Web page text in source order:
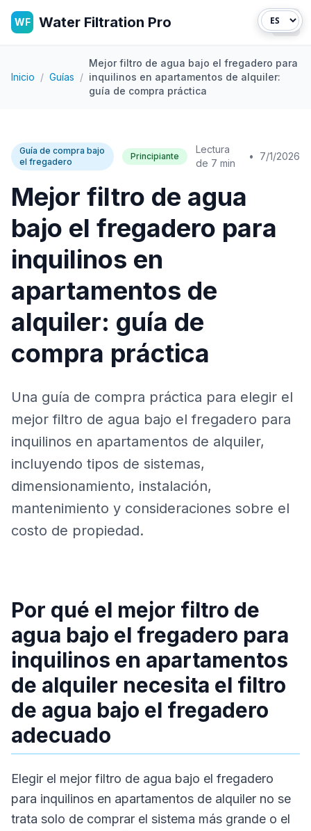
WF Water Filtration Pro
Inicio / Guías /
Mejor filtro de agua bajo el fregadero para
inquilinos en apartamentos de alquiler:
guía de compra práctica
Guía de compra bajo
el fregadero
Principiante
Lectura
de 7 min
• 7/1/2026
Mejor filtro de agua
bajo el fregadero para
inquilinos en
apartamentos de
alquiler: guía de
compra práctica
Una guía de compra práctica para elegir el
mejor filtro de agua bajo el fregadero para
inquilinos en apartamentos de alquiler,
incluyendo tipos de sistemas,
dimensionamiento, instalación,
mantenimiento y consideraciones sobre el
costo de propiedad.
Por qué el mejor filtro de
agua bajo el fregadero para
inquilinos en apartamentos
de alquiler necesita el filtro
de agua bajo el fregadero
adecuado
Elegir el mejor filtro de agua bajo el fregadero
para inquilinos en apartamentos de alquiler no se
trata solo de comprar el sistema más grande o el